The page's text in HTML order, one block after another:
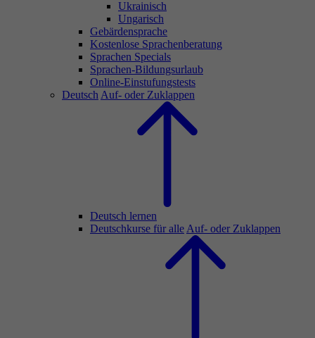
Ukrainisch
Ungarisch
Gebärdensprache
Kostenlose Sprachenberatung
Sprachen Specials
Sprachen-Bildungsurlaub
Online-Einstufungstests
Deutsch Auf- oder Zuklappen
Deutsch lernen
Deutschkurse für alle Auf- oder Zuklappen